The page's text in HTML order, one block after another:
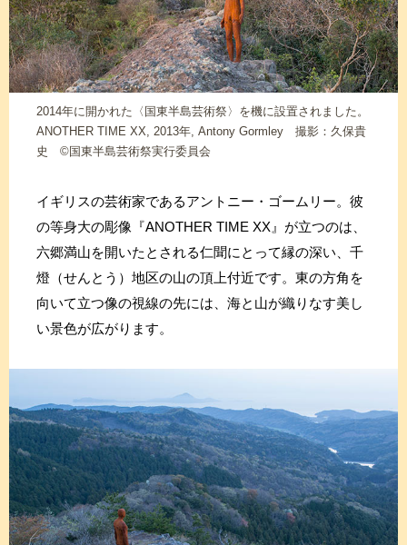
2014年に開かれた〈国東半島芸術祭〉を機に設置されました。
ANOTHER TIME XX, 2013年, Antony Gormley 撮影：久保貴
史 ©国東半島芸術祭実行委員会
イギリスの芸術家であるアントニー・ゴームリー。彼
の等身大の彫像『ANOTHER TIME XX』が立つのは、
六郷満山を開いたとされる仁聞にとって縁の深い、千
燈（せんとう）地区の山の頂上付近です。東の方角を
向いて立つ像の視線の先には、海と山が織りなす美し
い景色が広がります。